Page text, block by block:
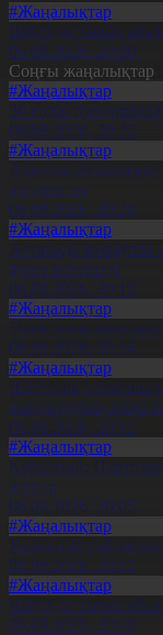
#Жаңалықтар
ШҚО-да тамыз
06.08.2026, 20:00
Соңғы жаңалықтар
#Жаңалықтар
30 елдің
06.08.2026, 20:22
#Жаңалықтар
Алматы облысында
атсалысты
06.08.2026, 20:20
#Жаңалықтар
Астанада жолаушы
әуеге көтерілді
06.08.2026, 20:19
#Жаңалықтар
Әлем
06.08.2026, 20:14
#Жаңалықтар
Шетелдік
жаңғырудың жаңа
06.08.2026, 20:12
#Жаңалықтар
Құрылтай:
жатыр
06.08.2026, 20:05
#Жаңалықтар
Құрылтай
06.08.2026, 20:02
#Жаңалықтар
ШҚО-да тамыз
06.08.2026, 20:00